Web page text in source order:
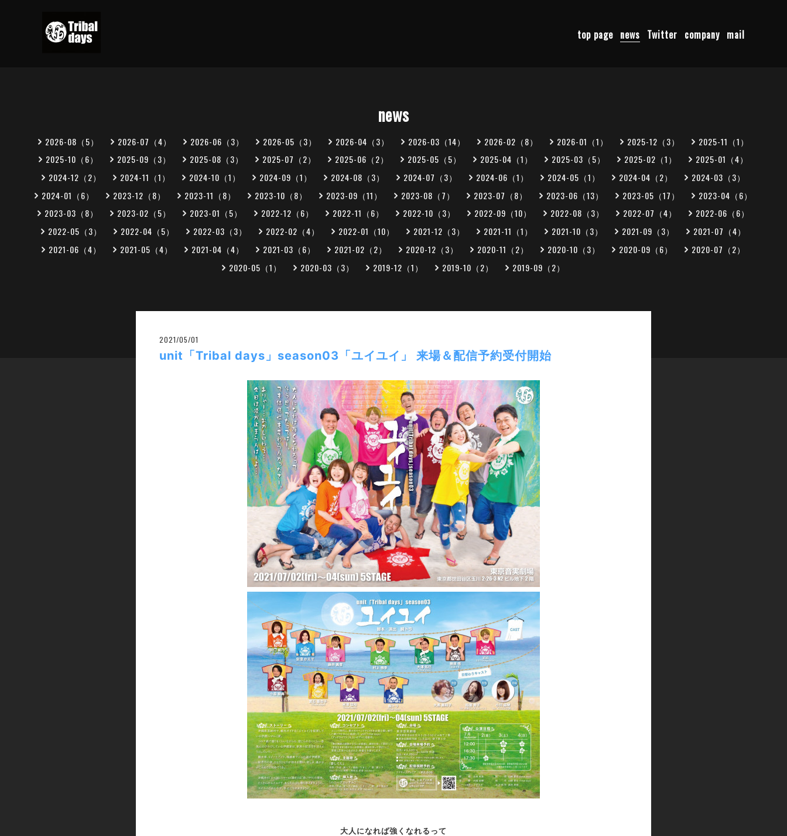
top page news Twitter company mail
news
2026-08（5） 2026-07（4） 2026-06（3） 2026-05（3） 2026-04（3） 2026-03（14） 2026-02（8） 2026-01（1） 2025-12（3）
2025-11（1）
2025-10（6）
2025-09（3） 2025-08（3） 2025-07（2） 2025-06（2） 2025-05（5） 2025-04（1） 2025-03（5） 2025-02（1）
2025-01（4）
2024-12（2）
2024-11（1） 2024-10（1） 2024-09（1） 2024-08（3） 2024-07（3） 2024-06（1） 2024-05（1） 2024-04（2）
2024-03（3）
2024-01（6）
2023-12（8） 2023-11（8） 2023-10（8） 2023-09（11） 2023-08（7） 2023-07（8） 2023-06（13） 2023-05（17）
2023-04（6）
2023-03（8）
2023-02（5） 2023-01（5） 2022-12（6） 2022-11（6） 2022-10（3） 2022-09（10） 2022-08（3） 2022-07（4）
2022-06（6）
2022-05（3）
2022-04（5） 2022-03（3） 2022-02（4） 2022-01（10） 2021-12（3） 2021-11（1） 2021-10（3） 2021-09（3）
2021-07（4）
2021-06（4）
2021-05（4） 2021-04（4） 2021-03（6） 2021-02（2） 2020-12（3） 2020-11（2） 2020-10（3） 2020-09（6）
2020-07（2）
2020-05（1）
2020-03（3） 2019-12（1） 2019-10（2） 2019-09（2）
2021/05/01
unit「Tribal days」season03「ユイユイ」 来場＆配信予約受付開始
大人になれば強くなれるって